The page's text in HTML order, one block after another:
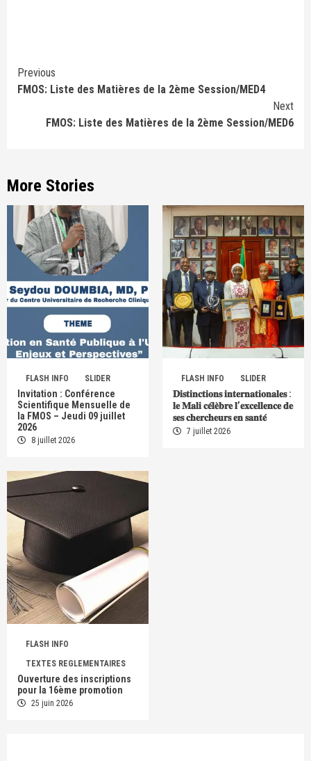
Continue
Reading
Previous
FMOS: Liste des Matières de la 2ème Session/MED4
Next
FMOS: Liste des Matières de la 2ème Session/MED6
More Stories
FLASH INFO SLIDER
Invitation : Conférence
Scientifique Mensuelle de
la FMOS – Jeudi 09 juillet
2026
8 juillet 2026
FLASH INFO SLIDER
𝐃𝐢𝐬𝐭𝐢𝐧𝐜𝐭𝐢𝐨𝐧𝐬 𝐢𝐧𝐭𝐞𝐫𝐧𝐚𝐭𝐢𝐨𝐧𝐚𝐥𝐞𝐬 :
𝐥𝐞 𝐌𝐚𝐥𝐢 𝐜𝐞́𝐥𝐞̀𝐛𝐫𝐞 𝐥’𝐞𝐱𝐜𝐞𝐥𝐥𝐞𝐧𝐜𝐞 𝐝𝐞
𝐬𝐞𝐬 𝐜𝐡𝐞𝐫𝐜𝐡𝐞𝐮𝐫𝐬 𝐞𝐧 𝐬𝐚𝐧𝐭𝐞́
7 juillet 2026
FLASH INFO
TEXTES REGLEMENTAIRES
Ouverture des inscriptions
pour la 16ème promotion
25 juin 2026